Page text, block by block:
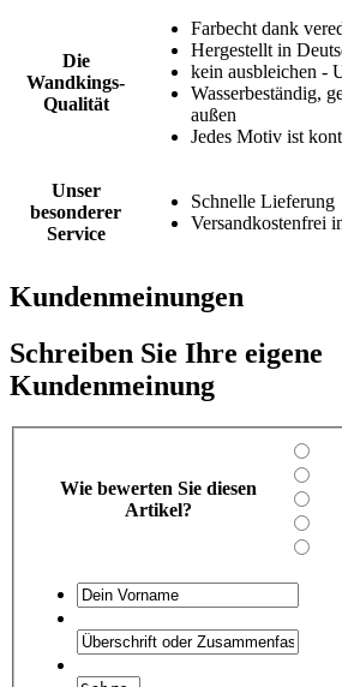
Die
Wandkings-
Qualität
Farbecht dank
Hergestellt in
kein ausbleichen -
Wasserbeständig,
außen
Jedes Motiv ist
Unser
besonderer
Service
Schnelle Lieferung
Versandkostenfrei
Kundenmeinungen
Schreiben Sie Ihre eigene
Kundenmeinung
Wie bewerten Sie diesen
Artikel?